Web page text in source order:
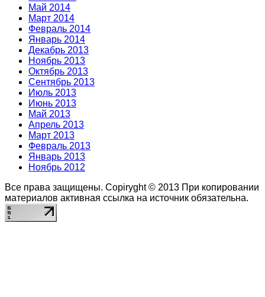
Май 2014
Март 2014
Февраль 2014
Январь 2014
Декабрь 2013
Ноябрь 2013
Октябрь 2013
Сентябрь 2013
Июль 2013
Июнь 2013
Май 2013
Апрель 2013
Март 2013
Февраль 2013
Январь 2013
Ноябрь 2012
Все права защищены. Copiryght © 2013 При копировании
материалов активная ссылка на источник обязательна.